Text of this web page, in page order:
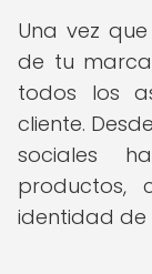
Una vez
de tu
todos los
cliente.
sociales
productos,
identidad de